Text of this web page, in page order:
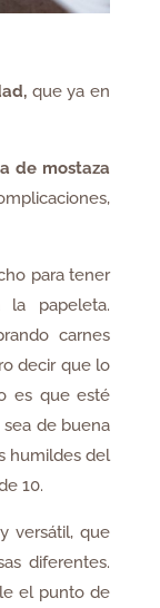
que ya en
de mostaza
para tener
papeleta.
carnes
decir que lo
es que esté
de buena
humildes del
10.
versátil, que
diferentes.
el punto de